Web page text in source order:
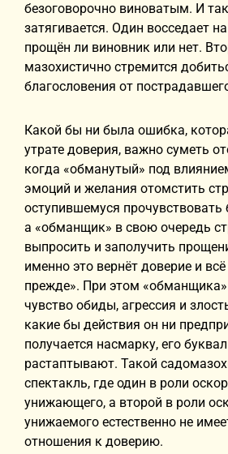
безоговорочно виноватым. И
затягивается. Один восседает
прощён ли виновник или нет.
мазохистично стремится
благословения от
Какой бы ни была ошибка,
утрате доверия, важно суметь
когда «обманутый» под
эмоций и желания отомстить
оступившемуся прочувствовать
а «обманщик» в свою очередь
выпросить и заполучить
именно это вернёт доверие и
прежде». При этом «обманщика»
чувство обиды, агрессия и
какие бы действия он ни
получается насмарку, его
растаптывают. Такой
спектакль, где один в роли
унижающего, а второй в роли
унижаемого естественно не
отношения к доверию.